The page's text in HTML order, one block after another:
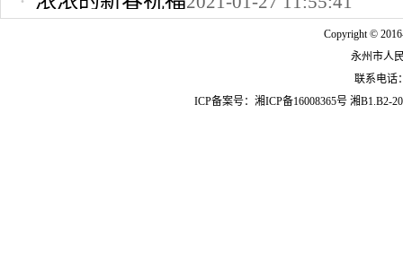
2022-10-24 12:09:37
Copyright ©
永州市人
联系电话
ICP备案号： 湘ICP备16008365号 湘B1.B2-